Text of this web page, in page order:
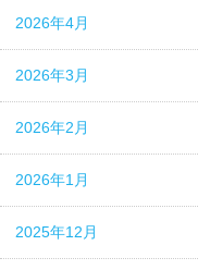
2026年4月
2026年3月
2026年2月
2026年1月
2025年12月